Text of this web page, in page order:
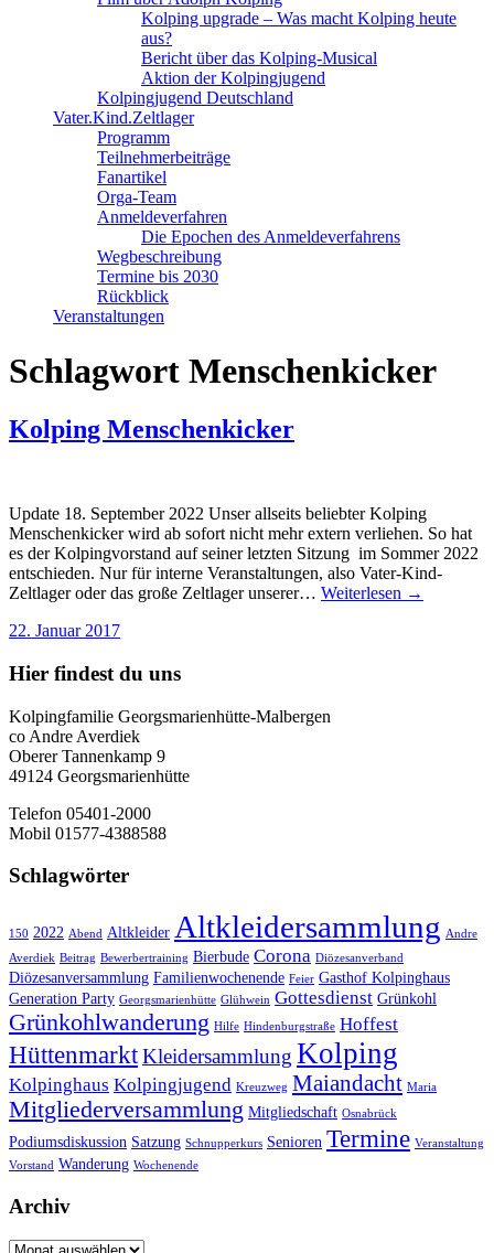
Kolping upgrade – Was macht Kolping heute
aus?
Bericht über das Kolping-Musical
Aktion der Kolpingjugend
Kolpingjugend Deutschland
Vater.Kind.Zeltlager
Programm
Teilnehmerbeiträge
Fanartikel
Orga-Team
Anmeldeverfahren
Die Epochen des Anmeldeverfahrens
Wegbeschreibung
Termine bis 2030
Rückblick
Veranstaltungen
Schlagwort Menschenkicker
Kolping Menschenkicker
Update 18. September 2022 Unser allseits beliebter Kolping
Menschenkicker wird ab sofort nicht mehr extern verliehen. So hat
es der Kolpingvorstand auf seiner letzten Sitzung im Sommer 2022
entschieden. Nur für interne Veranstaltungen, also Vater-Kind-
Zeltlager oder das große Zeltlager unserer… Weiterlesen →
22. Januar 2017
Hier findest du uns
Kolpingfamilie Georgsmarienhütte-Malbergen
co Andre Averdiek
Oberer Tannenkamp 9
49124 Georgsmarienhütte
Telefon 05401-2000
Mobil 01577-4388588
Schlagwörter
150 2022 Abend Altkleider Altkleidersammlung Andre
Averdiek Beitrag Bewerbertraining Bierbude Corona Diözesanverband
Diözesanversammlung Familienwochenende Feier Gasthof Kolpinghaus
Generation Party Georgsmarienhütte Glühwein Gottesdienst Grünkohl
Grünkohlwanderung Hilfe Hindenburgstraße Hoffest
HüttenmarktKleidersammlung Kolping
Kolpinghaus Kolpingjugend Kreuzweg Maiandacht Maria
Mitgliederversammlung Mitgliedschaft Osnabrück
Podiumsdiskussion Satzung Schnupperkurs Senioren Termine Veranstaltung
Vorstand Wanderung Wochenende
Archiv
Archiv